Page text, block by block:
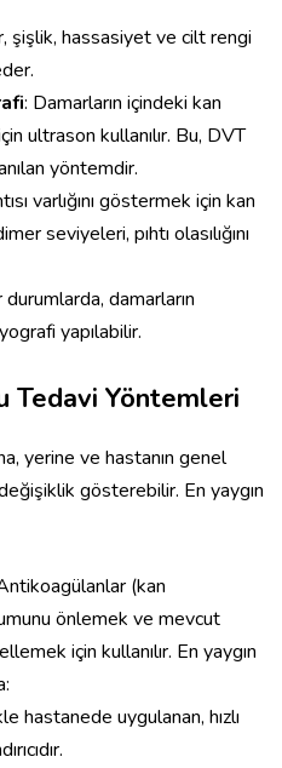
şişlik, hassasiyet ve cilt rengi
: Damarların içindeki kan
ultrason kullanılır. Bu, DVT
yöntemdir.
varlığını göstermek için kan
seviyeleri, pıhtı olasılığını
damarların
yapılabilir.
Tedavi Yöntemleri
yerine ve hastanın genel
gösterebilir. En yaygın
(kan
önlemek ve mevcut
için kullanılır. En yaygın
hastanede uygulanan, hızlı